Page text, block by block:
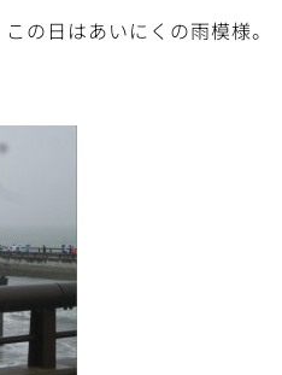
の日はあいにくの雨模様。